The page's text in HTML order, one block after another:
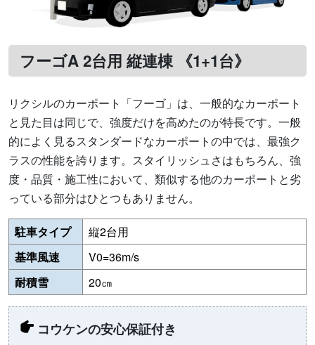
フーゴA 2台用 縦連棟 《1+1台》
リクシルのカーポート「フーゴ」は、一般的なカーポート
と見た目は同じで、強度だけを高めたのが特長です。一般
的によく見るスタンダードなカーポートの中では、最強ク
ラスの性能を誇ります。スタイリッシュさはもちろん、強
度・品質・施工性において、類似する他のカーポートと劣
っている部分はひとつもありません。
駐車タイプ
縦2台用
基準風速
V0=36m/s
耐積雪
20㎝
コウケンの安心保証付き